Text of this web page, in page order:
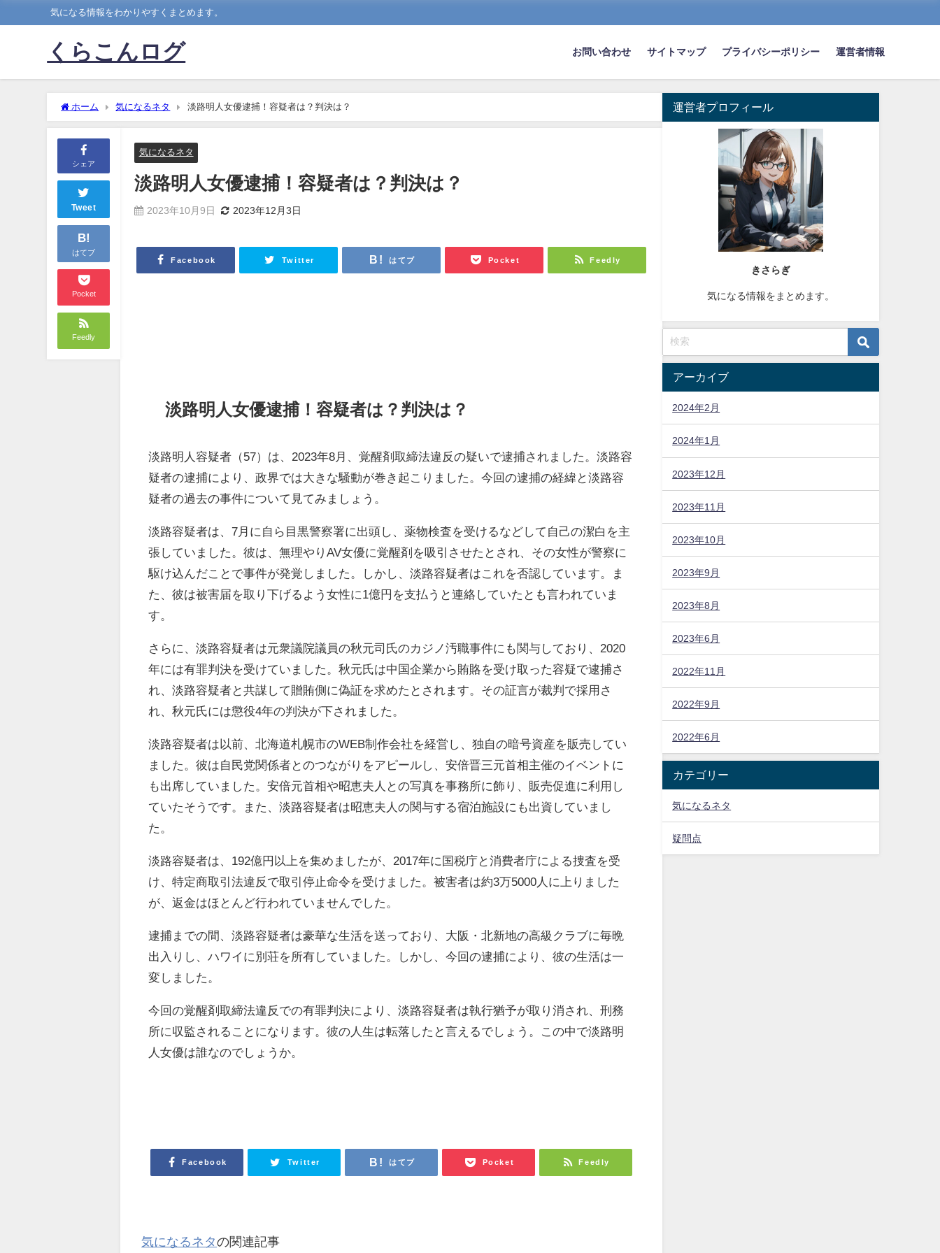
気になる情報をわかりやすくまとめます。
くらこんログ お問い合わせ サイトマップ プライバシーポリシー 運営者情報
ホーム 気になるネタ 淡路明人女優逮捕！容疑者は？判決は？
シェア
Tweet
B!
はてブ
Pocket
Feedly
気になるネタ
淡路明人女優逮捕！容疑者は？判決は？
2023年10月9日 2023年12月3日
Facebook Twitter はてブ Pocket Feedly
淡路明人女優逮捕！容疑者は？判決は？
淡路明人容疑者（57）は、2023年8月、覚醒剤取締法違反の疑いで逮捕されました。淡路容
疑者の逮捕により、政界では大きな騒動が巻き起こりました。今回の逮捕の経緯と淡路容
疑者の過去の事件について見てみましょう。
淡路容疑者は、7月に自ら目黒警察署に出頭し、薬物検査を受けるなどして自己の潔白を主
張していました。彼は、無理やりAV女優に覚醒剤を吸引させたとされ、その女性が警察に
駆け込んだことで事件が発覚しました。しかし、淡路容疑者はこれを否認しています。ま
た、彼は被害届を取り下げるよう女性に1億円を支払うと連絡していたとも言われていま
す。
さらに、淡路容疑者は元衆議院議員の秋元司氏のカジノ汚職事件にも関与しており、2020
年には有罪判決を受けていました。秋元氏は中国企業から賄賂を受け取った容疑で逮捕さ
れ、淡路容疑者と共謀して贈賄側に偽証を求めたとされます。その証言が裁判で採用さ
れ、秋元氏には懲役4年の判決が下されました。
淡路容疑者は以前、北海道札幌市のWEB制作会社を経営し、独自の暗号資産を販売してい
ました。彼は自民党関係者とのつながりをアピールし、安倍晋三元首相主催のイベントに
も出席していました。安倍元首相や昭恵夫人との写真を事務所に飾り、販売促進に利用し
ていたそうです。また、淡路容疑者は昭恵夫人の関与する宿泊施設にも出資していまし
た。
淡路容疑者は、192億円以上を集めましたが、2017年に国税庁と消費者庁による捜査を受
け、特定商取引法違反で取引停止命令を受けました。被害者は約3万5000人に上りました
が、返金はほとんど行われていませんでした。
逮捕までの間、淡路容疑者は豪華な生活を送っており、大阪・北新地の高級クラブに毎晩
出入りし、ハワイに別荘を所有していました。しかし、今回の逮捕により、彼の生活は一
変しました。
今回の覚醒剤取締法違反での有罪判決により、淡路容疑者は執行猶予が取り消され、刑務
所に収監されることになります。彼の人生は転落したと言えるでしょう。この中で淡路明
人女優は誰なのでしょうか。
Facebook Twitter はてブ Pocket Feedly
気になるネタの関連記事
運営者プロフィール
きさらぎ
気になる情報をまとめます。
アーカイブ
2024年2月
2024年1月
2023年12月
2023年11月
2023年10月
2023年9月
2023年8月
2023年6月
2022年11月
2022年9月
2022年6月
カテゴリー
気になるネタ
疑問点